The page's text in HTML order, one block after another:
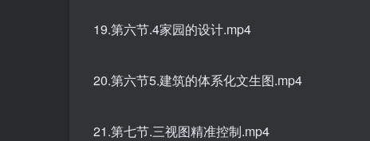
19.第六节.4家园的设计.mp4
20.第六节5.建筑的体系化文生图.mp4
21.第七节.三视图精准控制.mp4